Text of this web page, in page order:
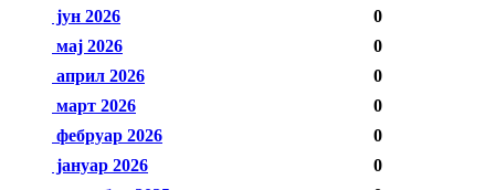
јун 2026
0
мај 2026
0
април 2026
0
март 2026
0
фебруар 2026
0
јануар 2026
0